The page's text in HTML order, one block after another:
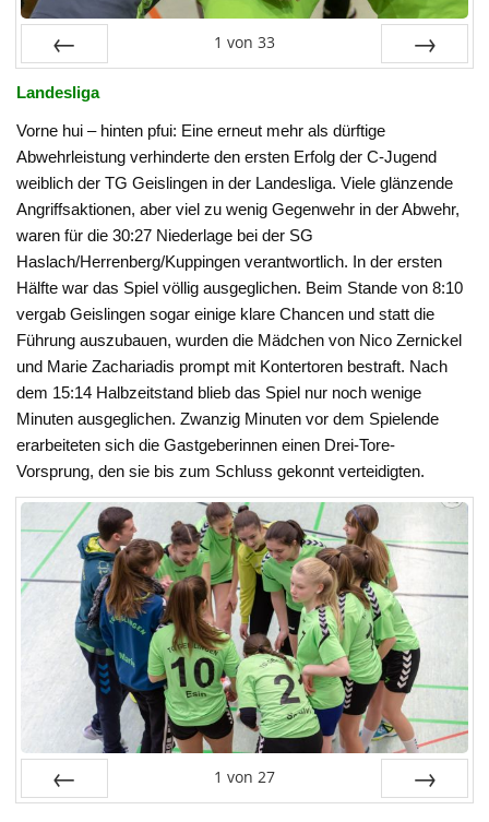
1 von 33
Landesliga
Vorne hui – hinten pfui: Eine erneut mehr als dürftige
Abwehrleistung verhinderte den ersten Erfolg der C-Jugend
weiblich der TG Geislingen in der Landesliga. Viele glänzende
Angriffsaktionen, aber viel zu wenig Gegenwehr in der Abwehr,
waren für die 30:27 Niederlage bei der SG
Haslach/Herrenberg/Kuppingen verantwortlich. In der ersten
Hälfte war das Spiel völlig ausgeglichen. Beim Stande von 8:10
vergab Geislingen sogar einige klare Chancen und statt die
Führung auszubauen, wurden die Mädchen von Nico Zernickel
und Marie Zachariadis prompt mit Kontertoren bestraft. Nach
dem 15:14 Halbzeitstand blieb das Spiel nur noch wenige
Minuten ausgeglichen. Zwanzig Minuten vor dem Spielende
erarbeiteten sich die Gastgeberinnen einen Drei-Tore-
Vorsprung, den sie bis zum Schluss gekonnt verteidigten.
1 von 27